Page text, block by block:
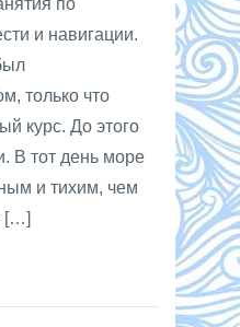
по
и навигации.
только что
курс. До этого
В тот день море
и тихим, чем
[…]